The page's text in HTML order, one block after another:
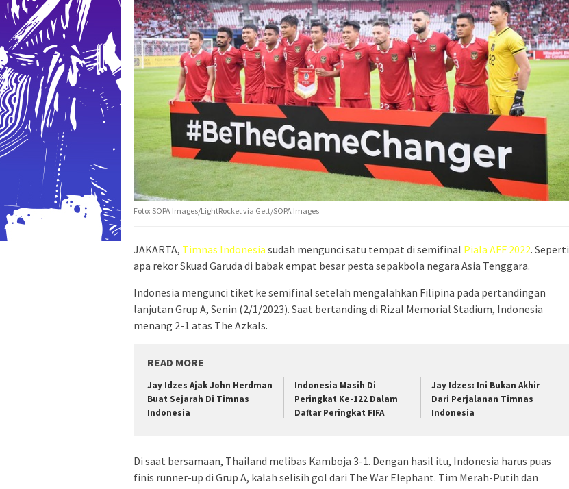
Foto: SOPA Images/LightRocket via Gett/SOPA Images
JAKARTA, Timnas Indonesia sudah mengunci satu tempat di semifinal Piala AFF 2022. Seperti
apa rekor Skuad Garuda di babak empat besar pesta sepakbola negara Asia Tenggara.
Indonesia mengunci tiket ke semifinal setelah mengalahkan Filipina pada pertandingan
lanjutan Grup A, Senin (2/1/2023). Saat bertanding di Rizal Memorial Stadium, Indonesia
menang 2-1 atas The Azkals.
READ MORE
Jay Idzes Ajak John Herdman
Buat Sejarah Di Timnas
Indonesia
Indonesia Masih Di
Peringkat Ke-122 Dalam
Daftar Peringkat FIFA
Jay Idzes: Ini Bukan Akhir
Dari Perjalanan Timnas
Indonesia
Di saat bersamaan, Thailand melibas Kamboja 3-1. Dengan hasil itu, Indonesia harus puas
finis runner-up di Grup A, kalah selisih gol dari The War Elephant. Tim Merah-Putih dan